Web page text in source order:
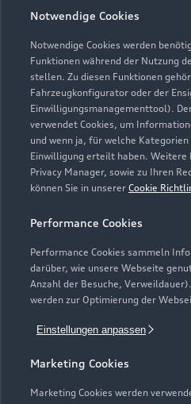
Notwendige Cookies
Notwendige Cookies werden
Funktionen während der Nutzung
stellen. Zu diesen Funktionen
Fahrzeugkonfigurator oder der
Einwilligungsmanagementtool).
verwendet Cookies, um
und wenn ja, für welche Kategorien
Einwilligung erteilt haben. Weitere
Privacy Manager, sowie zu Ihren
können Sie in unserer Cookie
Performance Cookies
Performance Cookies sammeln
darüber, wie unsere Webseite
Anzahl der Besuche,
werden zur Optimierung der
Einstellungen anpassen
Marketing Cookies
Marketing Cookies werden
Plug-in-Hybride
Neuwagensuche
Gebrauchtwagensuche
Gebrauchtwagen
Finanzierung
Aktionen & Angebote
Geschäftskunden
Service & Zubehör
Saisonale Angebote
Audi Services
Garantie
Audi digital services
myAudi
Support
Kundenservice
Händlersuche
Audi Code
Online-Terminvereinbarung
Servicekontakt
Bordbuch &
Verträge kündigen
Über Audi
Unternehmen
Karriere
Presse & Media Center
Datenschutz
Audi erleben
© 2026 AUDI AG. Alle Rechte
Impressum Rechtliches
Datenschutzinformation
Cookie-Richtlinie
EU Data
Versicherungsleistungen werden